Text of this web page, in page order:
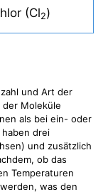
(Cl2)
und Art der
Moleküle
als bei ein- oder
drei
und zusätzlich
ob das
Temperaturen
was den